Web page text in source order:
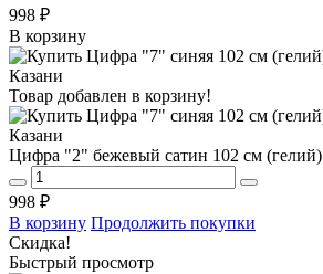
998 ₽
В корзину
Товар добавлен в корзину!
Цифра "2" бежевый сатин 102 см (гелий)
998 ₽
В корзину Продолжить покупки
Скидка!
Быстрый просмотр